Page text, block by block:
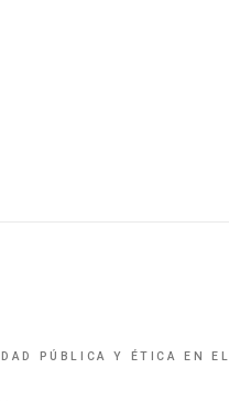
PÚBLICA Y ÉTICA EN EL